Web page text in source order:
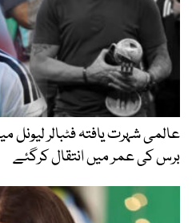
برس کی عمر میں انتقال کرگئے